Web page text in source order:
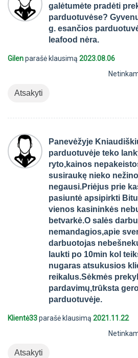
galėtumėte pradėti
parduotuvėse?
g. esančios
leafood nėra.
Gilenparašė klausimą 2023.08.06
Atsakyti
Panevėžyje
parduotuvėje teko
ryto,kainos
susiraukę nieko
negausi.Priėjus prie
pasiuntė apsipirkti
vienos kasininkės
betvarkė.O salės
nemandagios,apie
darbuotojas
laukti po 10min kol
nugaras atsukusios
reikalus.Sėkmės
pardavimų,trūksta
parduotuvėje.
Klientė33parašė klausimą 2021.11.22
Atsakyti